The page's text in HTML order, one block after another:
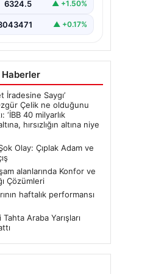
6324.5 ▲ +1.50%
▲ +0.17%
İradesine Saygı’
Çelik ne olduğunu
‘İBB 40 milyarlık
hırsızlığın altına niye
Olay: Çıplak Adam ve
alanlarında Konfor ve
Çözümleri
haftalık performansı
Tahta Araba Yarışları